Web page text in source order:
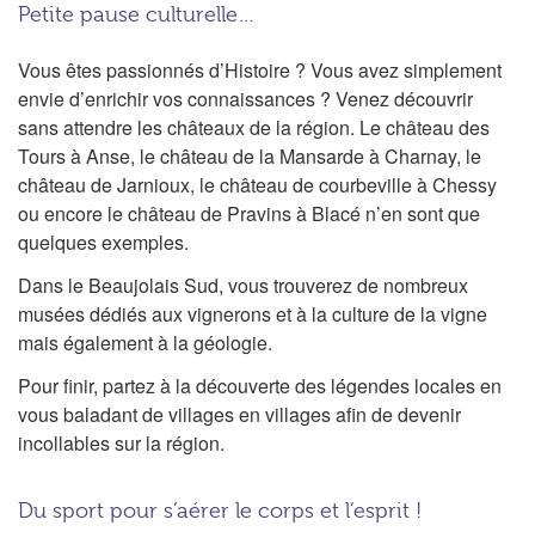
Petite pause culturelle…
Vous êtes passionnés d’Histoire ? Vous avez simplement
envie d’enrichir vos connaissances ? Venez découvrir
sans attendre les châteaux de la région. Le château des
Tours à Anse, le château de la Mansarde à Charnay, le
château de Jarnioux, le château de courbeville à Chessy
ou encore le château de Pravins à Blacé n’en sont que
quelques exemples.
Dans le Beaujolais Sud, vous trouverez de nombreux
musées dédiés aux vignerons et à la culture de la vigne
mais également à la géologie.
Pour finir, partez à la découverte des légendes locales en
vous baladant de villages en villages afin de devenir
incollables sur la région.
Du sport pour s’aérer le corps et l’esprit !